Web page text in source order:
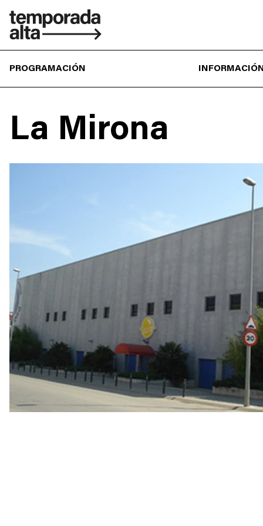
Temporada
PROGRAMACIÓN
La Mirona